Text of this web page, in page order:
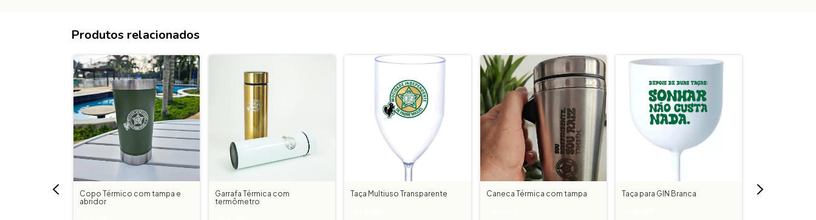
Produtos relacionados
Copo Térmico com tampa e
abridor
Garrafa Térmica com
termômetro
Taça Multiuso Transparente Caneca Térmica com tampa Taça para GIN Branca